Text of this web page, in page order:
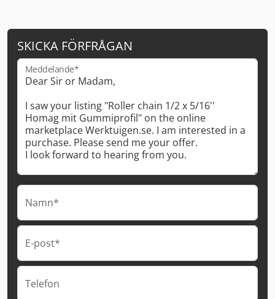
SKICKA FÖRFRÅGAN
Meddelande*
Namn*
E-post*
Telefon